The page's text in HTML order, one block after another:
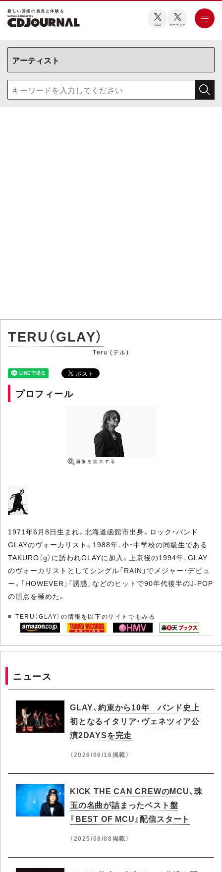
新しい⾳楽の発⾒と体験を
CDJ オーディオ
TERU（GLAY）
Teru (テル)
プロフィール
1971年6月8日生まれ。北海道函館市出身。ロック・バンド
GLAYのヴォーカリスト。1988年、小・中学校の同級生である
TAKURO（g）に誘われGLAYに加入。上京後の1994年、GLAY
のヴォーカリストとしてシングル「RAIN」でメジャー・デビュ
ー。「HOWEVER」「誘惑」などのヒットで90年代後半のJ-POP
の頂点を極めた。
TERU（GLAY）の情報を以下のサイトでもみる
ニュース
GLAY、約束から10年 バンド史上
初となるイタリア・ヴェネツィア公
演2DAYSを完走
（2026/06/16掲載）
KICK THE CAN CREWのMCU、珠
玉の名曲が詰まったベスト盤
『BEST OF MCU』配信スタート
（2025/08/08掲載）